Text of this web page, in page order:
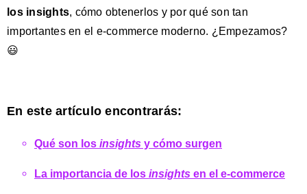
los insights, cómo obtenerlos y por qué son tan
importantes en el e-commerce moderno. ¿Empezamos?
😃
En este artículo encontrarás:
Qué son los insights y cómo surgen
La importancia de los insights en el e-commerce